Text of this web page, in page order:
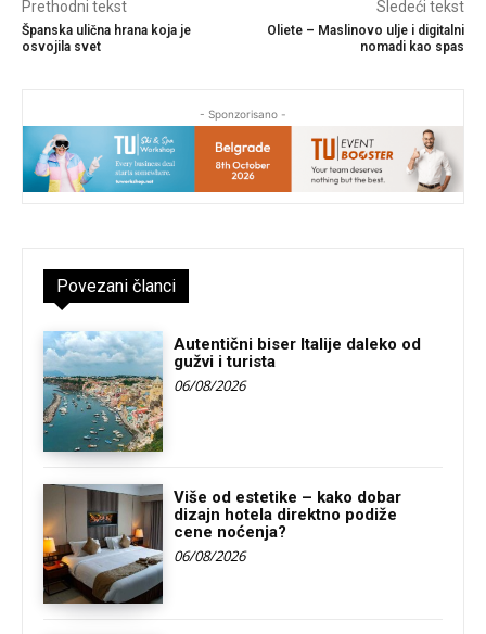
Prethodni tekst
Španska ulična hrana koja je
osvojila svet
Sledeći tekst
Oliete – Maslinovo ulje i digitalni
nomadi kao spas
- Sponzorisano -
Povezani članci
Autentični biser Italije daleko od
gužvi i turista
06/08/2026
Više od estetike – kako dobar
dizajn hotela direktno podiže
cene noćenja?
06/08/2026